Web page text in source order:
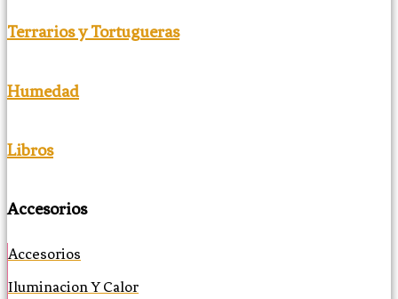
Terrarios y Tortugueras
Humedad
Libros
Accesorios
Accesorios
Iluminacion Y Calor